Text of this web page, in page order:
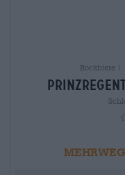
Bockbiere |
MEHRWEG